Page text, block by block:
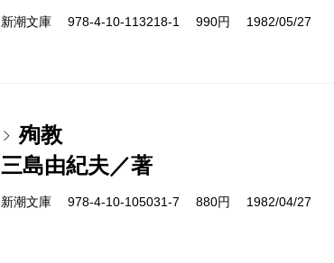
新潮文庫 978-4-10-113218-1 990円 1982/05/27
殉教
三島由紀夫／著
新潮文庫 978-4-10-105031-7 880円 1982/04/27